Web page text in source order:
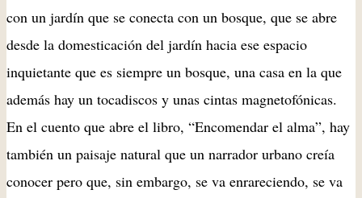
con un jardín que se conecta con un bosque, que se abre
desde la domesticación del jardín hacia ese espacio
inquietante que es siempre un bosque, una casa en la que
además hay un tocadiscos y unas cintas magnetofónicas.
En el cuento que abre el libro, “Encomendar el alma”, hay
también un paisaje natural que un narrador urbano creía
conocer pero que, sin embargo, se va enrareciendo, se va